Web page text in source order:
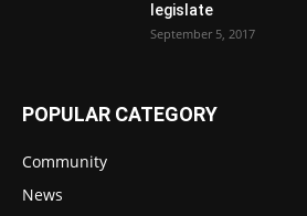
legislate
September 5, 2017
POPULAR CATEGORY
Community
News